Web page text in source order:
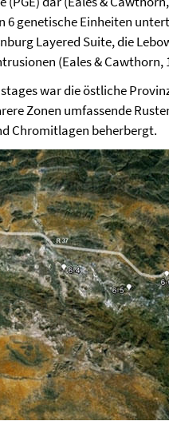
6 genetische Einheiten
Layered Suite, die
(Eales&Cawthorn,
war die östliche
Zonen umfassende
Chromitlagen beherbergt.